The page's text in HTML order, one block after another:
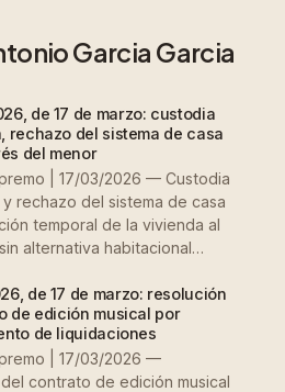
Garcia Garcia
de 17 de marzo: custodia
rechazo del sistema de casa
del menor
| 17/03/2026 — Custodia
rechazo del sistema de casa
temporal de la vivienda al
alternativa habitacional…
de 17 de marzo: resolución
de edición musical por
de liquidaciones
| 17/03/2026 —
contrato de edición musical